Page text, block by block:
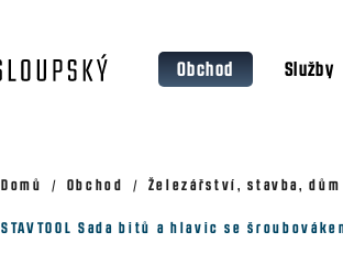
Obchod Služby
Domů Obchod Železářství, stavba, dům
STAVTOOL Sada bitů a hlavic se